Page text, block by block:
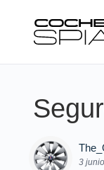
Buscar:
3